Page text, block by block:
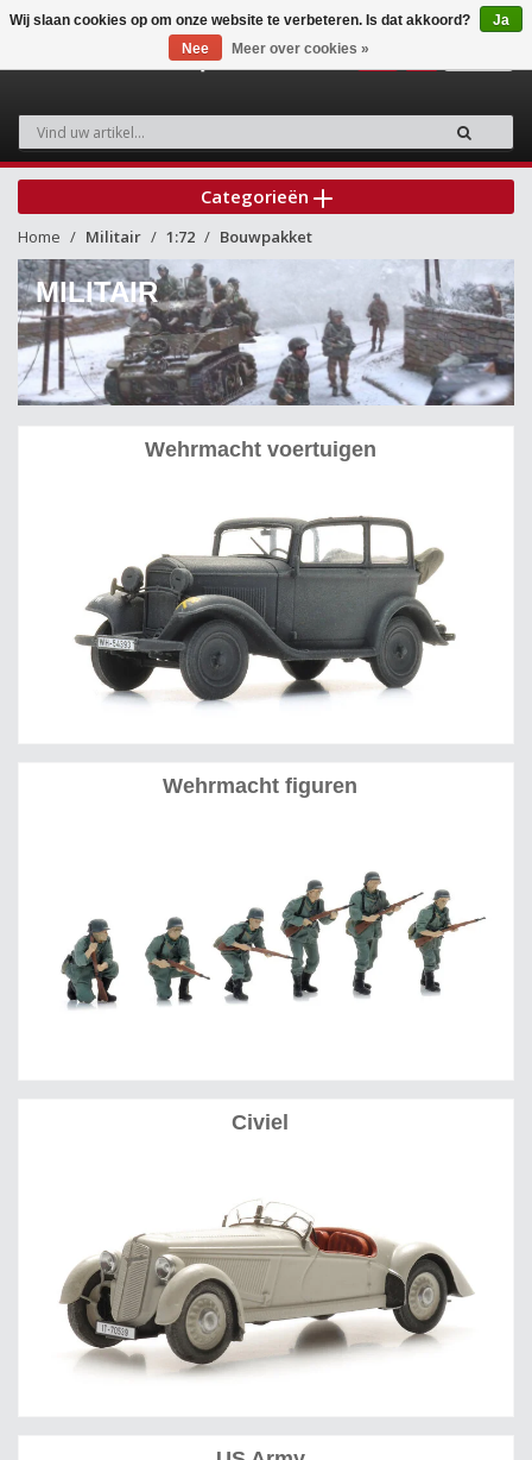
Categorieën
Home Militair 1:72 Bouwpakket
MILITAIR
Wehrmacht voertuigen
Wehrmacht figuren
Civiel
Wij slaan cookies op om onze website te verbeteren. Is dat akkoord?
Ja
Nee
Meer over cookies »